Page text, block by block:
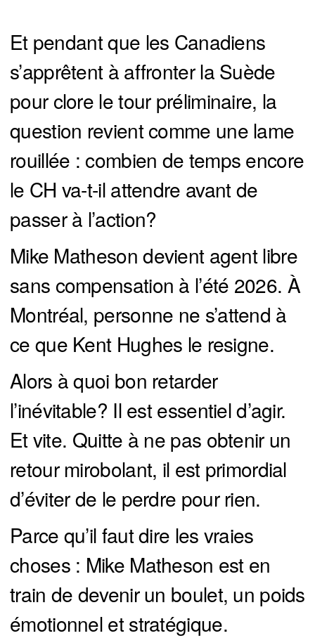
Et pendant que les Canadiens
s’apprêtent à affronter la Suède
pour clore le tour préliminaire, la
question revient comme une lame
rouillée : combien de temps encore
le CH va-t-il attendre avant de
passer à l’action?
Mike Matheson devient agent libre
sans compensation à l’été 2026. À
Montréal, personne ne s’attend à
ce que Kent Hughes le resigne.
Alors à quoi bon retarder
l’inévitable? Il est essentiel d’agir.
Et vite. Quitte à ne pas obtenir un
retour mirobolant, il est primordial
d’éviter de le perdre pour rien.
Parce qu’il faut dire les vraies
choses : Mike Matheson est en
train de devenir un boulet, un poids
émotionnel et stratégique.